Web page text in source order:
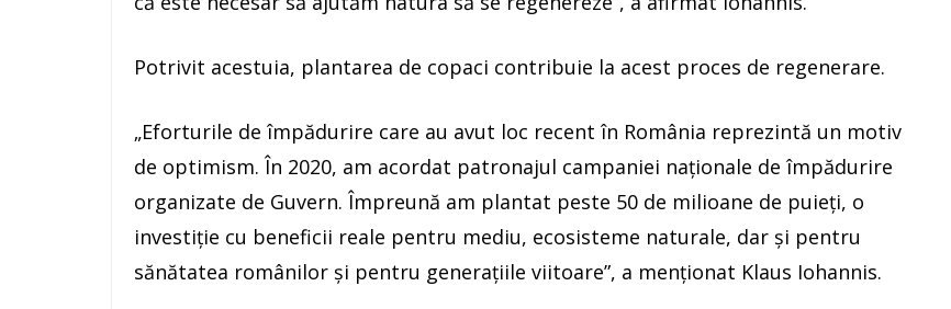
Potrivit acestuia, plantarea de copaci contribuie la acest proces de regenerare.
„Eforturile de împădurire care au avut loc recent în România reprezintă un motiv
de optimism. În 2020, am acordat patronajul campaniei naţionale de împădurire
organizate de Guvern. Împreună am plantat peste 50 de milioane de puieţi, o
investiţie cu beneficii reale pentru mediu, ecosisteme naturale, dar şi pentru
sănătatea românilor şi pentru generaţiile viitoare”, a menţionat Klaus Iohannis.